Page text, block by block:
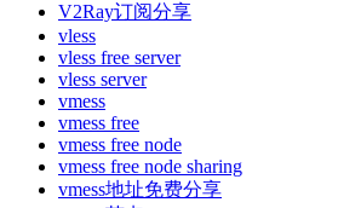
V2Ray订阅分享
vless
vless free server
vless server
vmess
vmess free
vmess free node
vmess free node sharing
vmess地址免费分享